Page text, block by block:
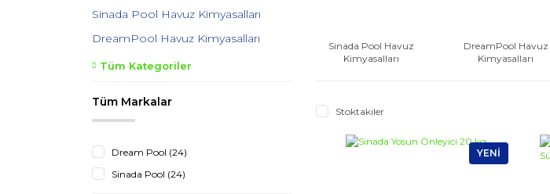
Sinada Pool Havuz Kimyasalları
DreamPool Havuz Kimyasalları
Tüm Kategoriler
Tüm Markalar
Dream Pool (24)
Sinada Pool (24)
Sinada Pool Havuz
Kimyasalları
DreamPool Havuz
Kimyasalları
Stoktakiler
YENİ